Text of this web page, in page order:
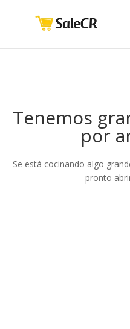
Tenemos
por
Se está cocinando algo
pronto